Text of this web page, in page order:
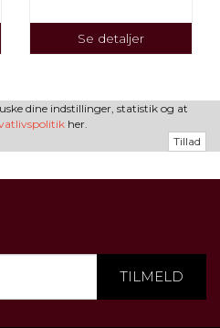
Se detaljer
dine indstillinger, statistik og at
her.
Tillad
TILMELD